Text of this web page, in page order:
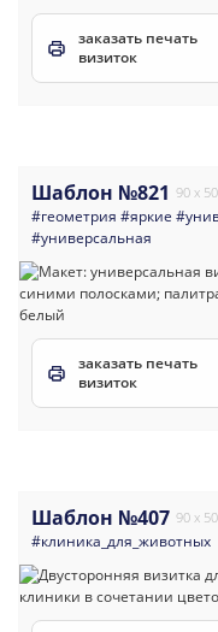
заказать печать
визиток
Шаблон №821 90 x 50
#геометрия #яркие
#универсальная
заказать печать
визиток
Шаблон №407 90 x 50
#клиника_для_животных